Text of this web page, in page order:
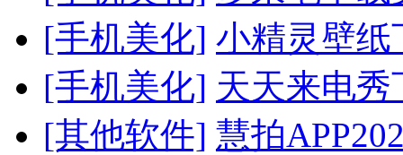
[手机美化] 小精灵壁纸
[手机美化] 天天来电秀
[其他软件] 慧拍